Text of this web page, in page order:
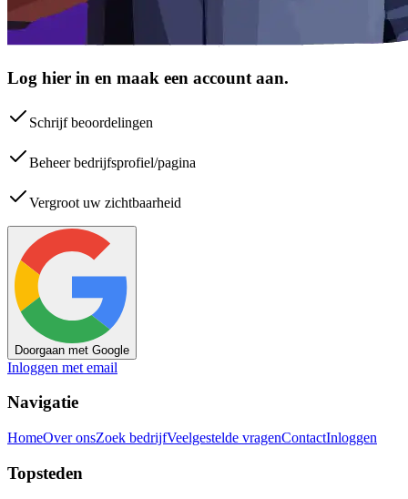
Log hier in en maak een account aan.
Schrijf beoordelingen
Beheer bedrijfsprofiel/pagina
Vergroot uw zichtbaarheid
Doorgaan met Google
Inloggen met email
Navigatie
HomeOver onsZoek bedrijfVeelgestelde vragenContactInloggen
Topsteden